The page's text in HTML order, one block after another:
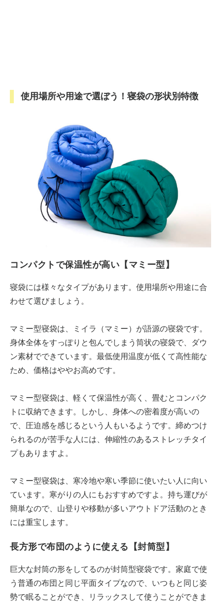
使用場所や用途で選ぼう！寝袋の形状別特徴
コンパクトで保温性が高い【マミー型】
寝袋には様々なタイプがあります。使用場所や用途に合
わせて選びましょう。
マミー型寝袋は、ミイラ（マミー）が語源の寝袋です。
身体全体をすっぽりと包んでしまう筒状の寝袋で、ダウ
ン素材でできています。最低使用温度が低くて高性能な
ため、価格はややお高めです。
マミー型寝袋は、軽くて保温性が高く、畳むとコンパク
トに収納できます。しかし、身体への密着度が高いの
で、圧迫感を感じるという人もいるようです。締めつけ
られるのが苦手な人には、伸縮性のあるストレッチタイ
プもありますよ。
マミー型寝袋は、寒冷地や寒い季節に使いたい人に向い
ています。寒がりの人にもおすすめですよ。持ち運びが
簡単なので、山登りや移動が多いアウトドア活動のとき
には重宝します。
長方形で布団のように使える【封筒型】
巨大な封筒の形をしてるのが封筒型寝袋です。家庭で使
う普通の布団と同じ平面タイプなので、いつもと同じ姿
勢で眠ることができ、リラックスして使うことができま